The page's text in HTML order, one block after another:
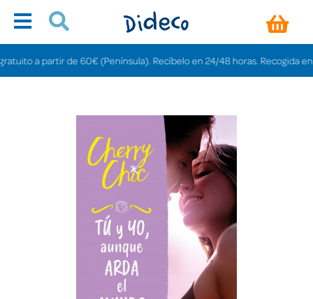
a partir de 60€ (Península). Recíbelo en 24/48 horas. Recogida en